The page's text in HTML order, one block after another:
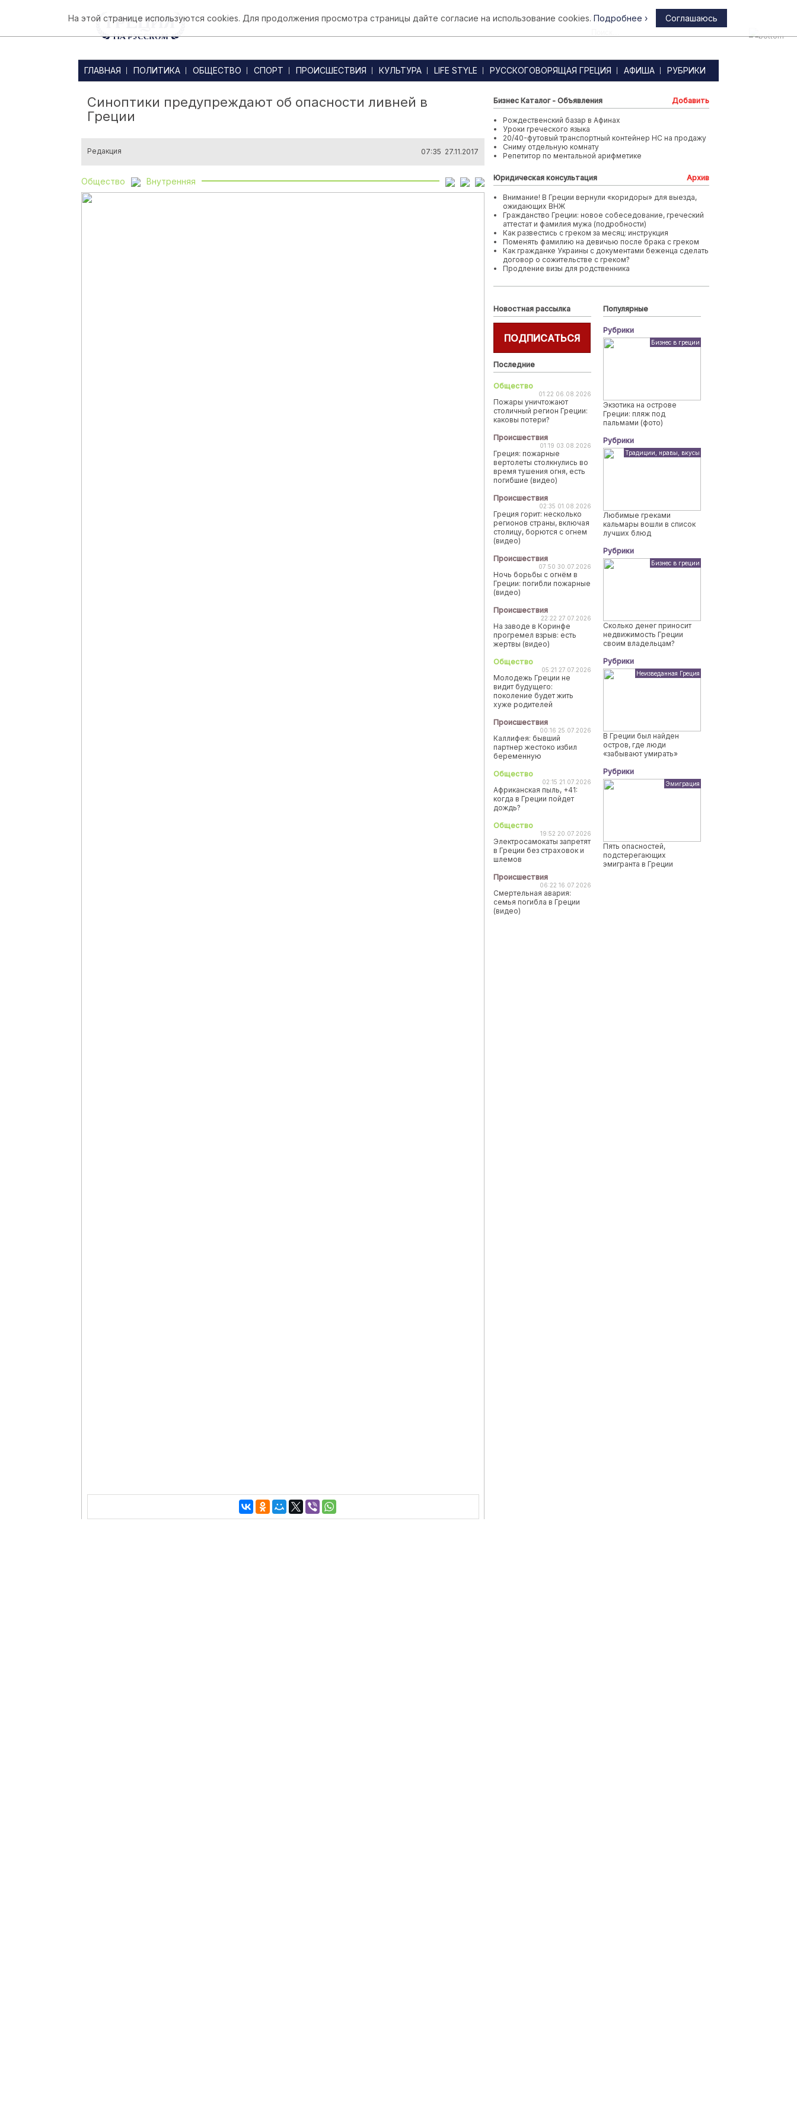
Афины
ГЛАВНАЯ ПОЛИТИКА ОБЩЕСТВО СПОРТ ПРОИСШЕСТВИЯ КУЛЬТУРА LIFE STYLE РУССКОГОВОРЯЩАЯ ГРЕЦИЯ АФИША РУБРИКИ
Синоптики предупреждают об опасности ливней в
Греции
Редакция 07:35 27.11.2017
Общество Внутренняя
Бизнес Каталог - Объявления Добавить
Рождественский базар в Афинах
Уроки греческого языка
20/40-футовый транспортный контейнер HC на продажу
Сниму отдельную комнату
Репетитор по ментальной арифметике
Юридическая консультация Архив
Внимание! В Греции вернули «коридоры» для выезда,
ожидающих ВНЖ
Гражданство Греции: новое собеседование, греческий
аттестат и фамилия мужа (подробности)
Как развестись с греком за месяц: инструкция
Поменять фамилию на девичью после брака с греком
Как гражданке Украины с документами беженца сделать
договор о сожительстве с греком?
Продление визы для родственника
Новостная рассылка
ПОДПИСАТЬСЯ
Последние
Общество
01:22 06.08.2026
Пожары уничтожают
столичный регион Греции:
каковы потери?
Происшествия
01:19 03.08.2026
Греция: пожарные
вертолеты столкнулись во
время тушения огня, есть
погибшие (видео)
Происшествия
02:35 01.08.2026
Греция горит: несколько
регионов страны, включая
столицу, борются с огнем
(видео)
Происшествия
07:50 30.07.2026
Ночь борьбы с огнём в
Греции: погибли пожарные
(видео)
Происшествия
22:22 27.07.2026
На заводе в Коринфе
прогремел взрыв: есть
жертвы (видео)
Общество
05:21 27.07.2026
Молодежь Греции не
видит будущего:
поколение будет жить
хуже родителей
Происшествия
00:16 25.07.2026
Каллифея: бывший
партнер жестоко избил
беременную
Общество
02:15 21.07.2026
Африканская пыль, +41:
когда в Греции пойдет
дождь?
Общество
19:52 20.07.2026
Электросамокаты запретят
в Греции без страховок и
шлемов
Происшествия
06:22 16.07.2026
Смертельная авария:
семья погибла в Греции
(видео)
Популярные
Рубрики
Бизнес в греции
Экзотика на острове
Греции: пляж под
пальмами (фото)
Рубрики
Традиции, нравы, вкусы
Любимые греками
кальмары вошли в список
лучших блюд
Рубрики
Бизнес в греции
Сколько денег приносит
недвижимость Греции
своим владельцам?
Рубрики
Неизведанная Греция
В Греции был найден
остров, где люди
«забывают умирать»
Рубрики
Эмиграция
Пять опасностей,
подстерегающих
эмигранта в Греции
На этой странице используются cookies. Для продолжения просмотра страницы дайте согласие на использование cookies. Подробнее › Соглашаюсь